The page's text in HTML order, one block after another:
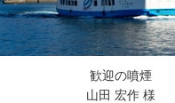
歓迎の噴煙
山田 宏作 様